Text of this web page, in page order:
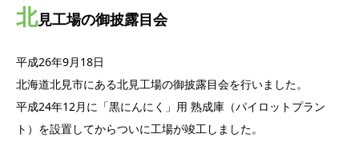
北見工場の御披露目会
平成26年9月18日
北海道北見市にある北見工場の御披露目会を行いました。
平成24年12月に「黒にんにく」用 熟成庫（パイロットプラン
ト）を設置してからついに工場が竣工しました。